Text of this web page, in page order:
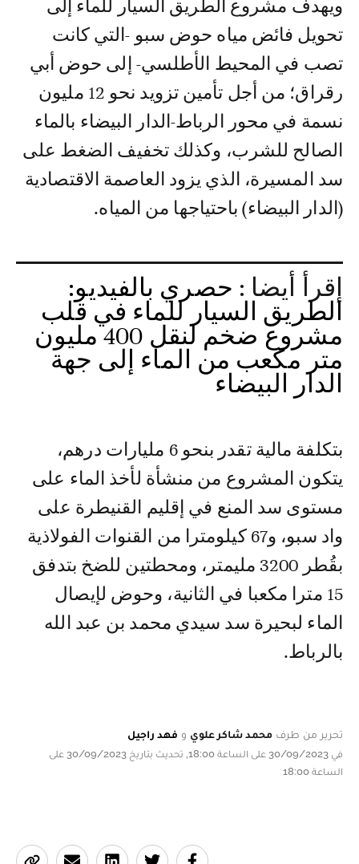
ويهدف مشروع الطريق السيار للماء إلى
تحويل فائض مياه حوض سبو -التي كانت
تصب في المحيط الأطلسي- إلى حوض أبي
رقراق؛ من أجل تأمين تزويد نحو 12 مليون
نسمة في محور الرباط-الدار البيضاء بالماء
الصالح للشرب، وكذلك تخفيف الضغط على
سد المسيرة، الذي يزود العاصمة الاقتصادية
(الدار البيضاء) باحتياجها من المياه.
إقرأ أيضا : حصري بالفيديو:
الطريق السيار للماء في قلب
مشروع ضخم لنقل 400 مليون
متر مكعب من الماء إلى جهة
الدار البيضاء
بتكلفة مالية تقدر بنحو 6 مليارات درهم،
يتكون المشروع من منشأة لأخذ الماء على
مستوى سد المنع في إقليم القنيطرة على
واد سبو، و67 كيلومترا من القنوات الفولاذية
بقُطر 3200 مليمتر، ومحطتين للضخ بتدفق
15 مترا مكعبا في الثانية، وحوض لإيصال
الماء لبحيرة سد سيدي محمد بن عبد الله
بالرباط.
تحرير من طرف محمد شاكر علوي و فهد راجيل
في 30/09/2023 على الساعة 18:00, تحديث بتاريخ 30/09/2023 على
الساعة 18:00